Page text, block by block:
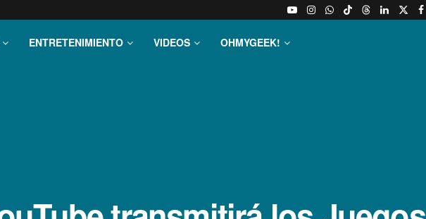
ENTRETENIMIENTO VIDEOS OHMYGEEK!